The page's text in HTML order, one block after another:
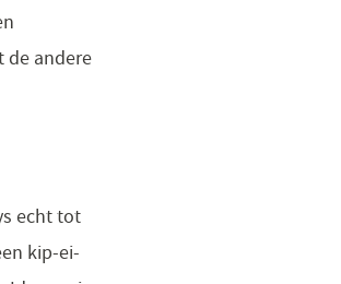
de andere
echt tot
kip-ei-